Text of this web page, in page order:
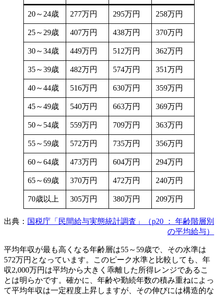
20～24歳 277万円 295万円 258万円
25～29歳 407万円 438万円 370万円
30～34歳 449万円 512万円 362万円
35～39歳 482万円 574万円 351万円
40～44歳 516万円 630万円 359万円
45～49歳 540万円 663万円 369万円
50～54歳 559万円 709万円 363万円
55～59歳 572万円 735万円 356万円
60～64歳 473万円 604万円 294万円
65～69歳 370万円 472万円 240万円
70歳以上 305万円 380万円 209万円
出典： 国税庁「民間給与実態統計調査」（p20 ： 年齢階層別
の平均給与）
平均年収が最も高くなる年齢層は55～59歳で、その水準は
572万円となっています。このピーク水準と比較しても、年
収2,000万円は平均から大きく乖離した所得レンジであるこ
とは明らかです。確かに、年齢や勤続年数の積み重ねによっ
て平均年収は一定程度上昇しますが、その伸びには構造的な